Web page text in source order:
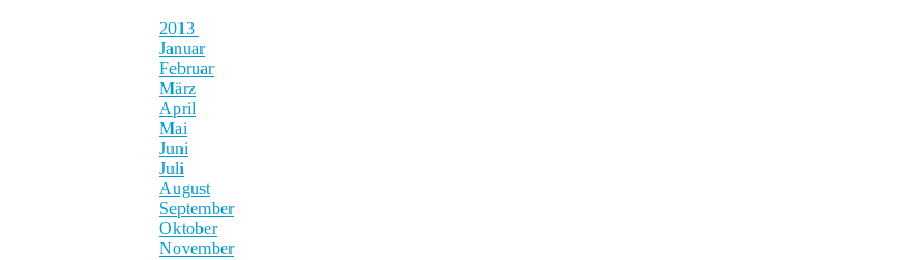
2013
Januar
Februar
März
April
Mai
Juni
Juli
August
September
Oktober
November